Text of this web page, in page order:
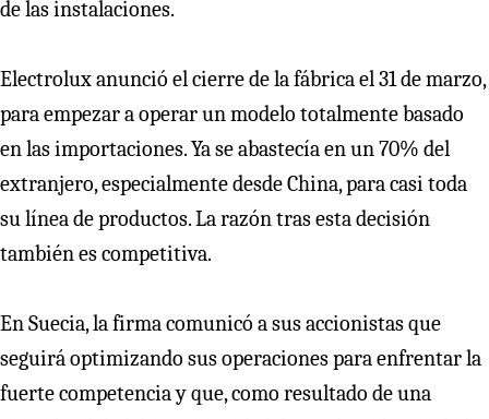
de las instalaciones.
Electrolux anunció el cierre de la fábrica el 31 de marzo,
para empezar a operar un modelo totalmente basado
en las importaciones. Ya se abastecía en un 70% del
extranjero, especialmente desde China, para casi toda
su línea de productos. La razón tras esta decisión
también es competitiva.
En Suecia, la firma comunicó a sus accionistas que
seguirá optimizando sus operaciones para enfrentar la
fuerte competencia y que, como resultado de una